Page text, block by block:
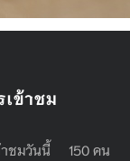
ข้าชม
าชมวันนี้ 150 คน